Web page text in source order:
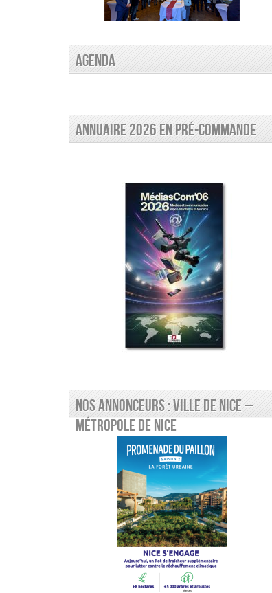
AGENDA
Annuaire 2026 en pré-commande
Nos annonceurs : Ville de Nice –
Métropole de Nice